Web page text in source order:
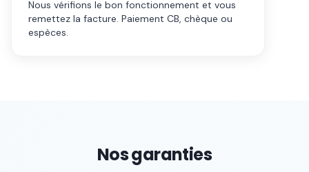
Nous vérifions le bon fonctionnement et vous
remettez la facture. Paiement CB, chèque ou
espèces.
Nos garanties